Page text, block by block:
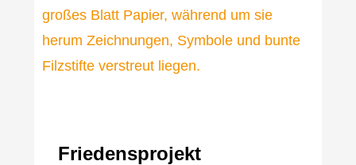
Friedensprojekt